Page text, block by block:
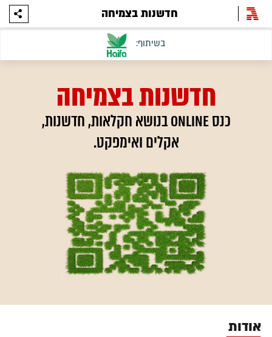
חדשנות בצמיחה
חדשנות בצמיחה
כנס ONLINE בנושא חקלאות, חדשנות,
אקלים ואימפקט.
אודות